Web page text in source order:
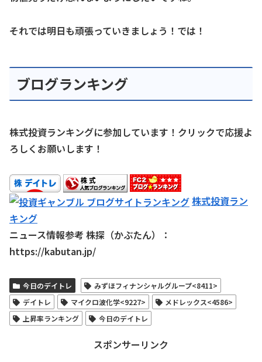
それでは明日も頑張っていきましょう！では！
ブログランキング
株式投資ランキングに参加しています！クリックで応援よ
ろしくお願いします！
株式投資ラン
キング
ニュース情報参考 株探（かぶたん）：
https://kabutan.jp/
今日のデイトレ
みずほフィナンシャルグループ<8411>
デイトレ
マイクロ波化学<9227>
メドレックス<4586>
上昇率ランキング
今日のデイトレ
スポンサーリンク